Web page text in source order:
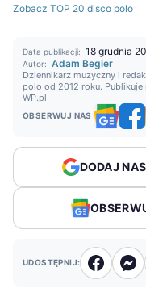
Zobacz TOP 20 disco polo
Data publikacji: 18 grudnia
Autor: Adam Begier
Dziennikarz muzyczny i
polo od 2012 roku. Publikuje
WP.pl
OBSERWUJ NAS
DODAJ
UDOSTĘPNIJ: